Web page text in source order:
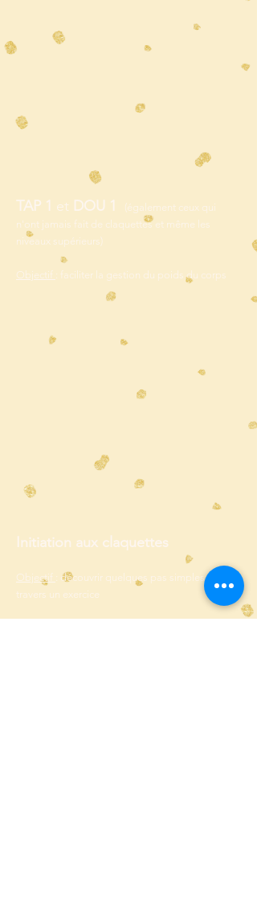
TAP 1 et DOU 1
(également ceux qui
n'ont jamais fait de claquettes et même les
niveaux supérieurs)
Objectif : faciliter la gestion du poids du corps
Initiation aux claquettes
Objectif : découvrir quelques pas simples à
travers un exercice